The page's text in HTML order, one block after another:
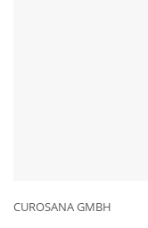
CUROSANA GMBH